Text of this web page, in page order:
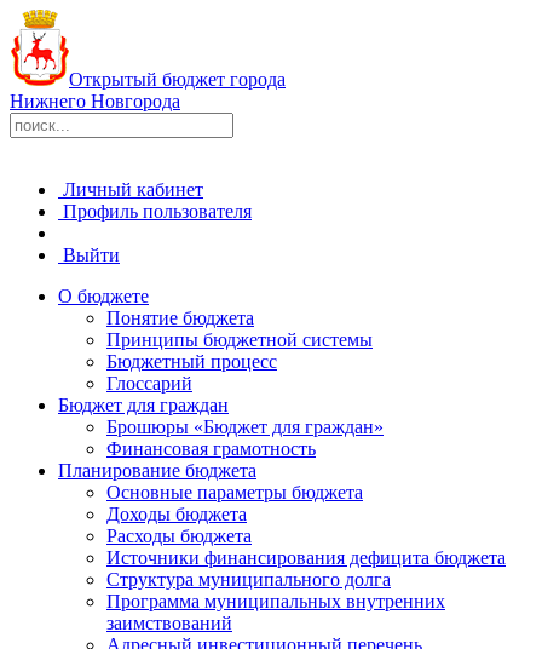
Открытый бюджет города
Нижнего Новгорода
Личный кабинет
Профиль пользователя
Выйти
О бюджете
Понятие бюджета
Принципы бюджетной системы
Бюджетный процесс
Глоссарий
Бюджет для граждан
Брошюры «Бюджет для граждан»
Финансовая грамотность
Планирование бюджета
Основные параметры бюджета
Доходы бюджета
Расходы бюджета
Источники финансирования дефицита бюджета
Структура муниципального долга
Программа муниципальных внутренних
заимствований
Адресный инвестиционный перечень